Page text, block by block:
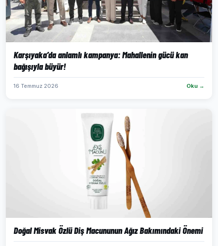
Karşıyaka’da anlamlı kampanya: Mahallenin gücü kan
bağışıyla büyür!
16 Temmuz 2026 Oku →
Doğal Misvak Özlü Diş Macununun Ağız Bakımındaki Önemi